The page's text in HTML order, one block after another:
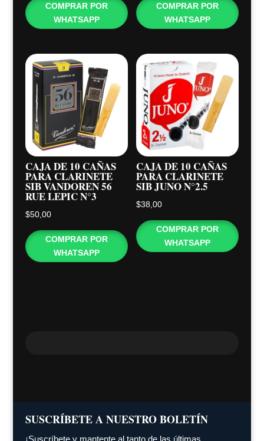
COMPRAR POR
WHATSAPP
COMPRAR POR
WHATSAPP
CAJA DE 10 CAÑAS
PARA CLARINETE
SIB VANDOREN 56
RUE LEPIC N°3
$50,00
COMPRAR POR
WHATSAPP
CAJA DE 10 CAÑAS
PARA CLARINETE
SIB JUNO N°2.5
$38,00
COMPRAR POR
WHATSAPP
SUSCRÍBETE A NUESTRO BOLETÍN
¡Suscríbete y mantente al tanto de las últimas